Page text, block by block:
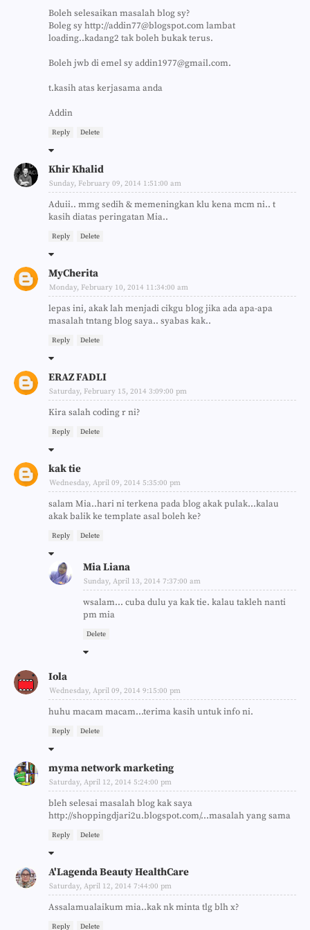
Boleh selesaikan masalah blog sy?
Boleg sy http://addin77@blogspot.com lambat
loading..kadang2 tak boleh bukak terus.
Boleh jwb di emel sy addin1977@gmail.com.
t.kasih atas kerjasama anda
Addin
Reply Delete
Khir Khalid
Sunday, February 09, 2014 1:51:00 am
Aduii.. mmg sedih & memeningkan klu kena mcm ni.. t
kasih diatas peringatan Mia..
Reply Delete
MyCherita
Monday, February 10, 2014 11:34:00 am
lepas ini, akak lah menjadi cikgu blog jika ada apa-apa
masalah tntang blog saya.. syabas kak..
Reply Delete
ERAZ FADLI
Saturday, February 15, 2014 3:09:00 pm
Kira salah coding r ni?
Reply Delete
kak tie
Wednesday, April 09, 2014 5:35:00 pm
salam Mia..hari ni terkena pada blog akak pulak...kalau
akak balik ke template asal boleh ke?
Reply Delete
Mia Liana
Sunday, April 13, 2014 7:37:00 am
wsalam... cuba dulu ya kak tie. kalau takleh nanti
pm mia
Delete
Iola
Wednesday, April 09, 2014 9:15:00 pm
huhu macam macam...terima kasih untuk info ni.
Reply Delete
myma network marketing
Saturday, April 12, 2014 5:24:00 pm
bleh selesai masalah blog kak saya
http://shoppingdjari2u.blogspot.com/...masalah yang sama
Reply Delete
A'Lagenda Beauty HealthCare
Saturday, April 12, 2014 7:44:00 pm
Assalamualaikum mia..kak nk minta tlg blh x?
Reply Delete